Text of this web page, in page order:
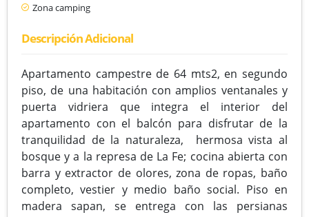
Zona camping
Descripción Adicional
Apartamento campestre de 64 mts2, en segundo
piso, de una habitación con amplios ventanales y
puerta vidriera que integra el interior del
apartamento con el balcón para disfrutar de la
tranquilidad de la naturaleza, hermosa vista al
bosque y a la represa de La Fe; cocina abierta con
barra y extractor de olores, zona de ropas, baño
completo, vestier y medio baño social. Piso en
madera sapan, se entrega con las persianas